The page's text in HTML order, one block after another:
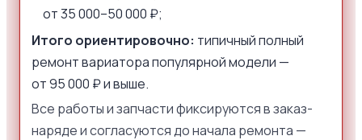
от 35 000–50 000 ₽;
Итого ориентировочно: типичный полный
ремонт вариатора популярной модели —
от 95 000 ₽ и выше.
Все работы и запчасти фиксируются в заказ-
наряде и согласуются до начала ремонта —